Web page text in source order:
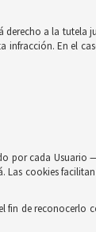
derecho a la tutela
infracción. En el
por cada Usuario
Las cookies
fin de reconocerlo